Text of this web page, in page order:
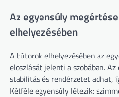
Az egyensúly
elhelyezésében
A bútorok elhelyezésében az
eloszlását jelenti a szobában.
stabilitás és rendérzetet adhat,
Kétféle egyensúly létezik: